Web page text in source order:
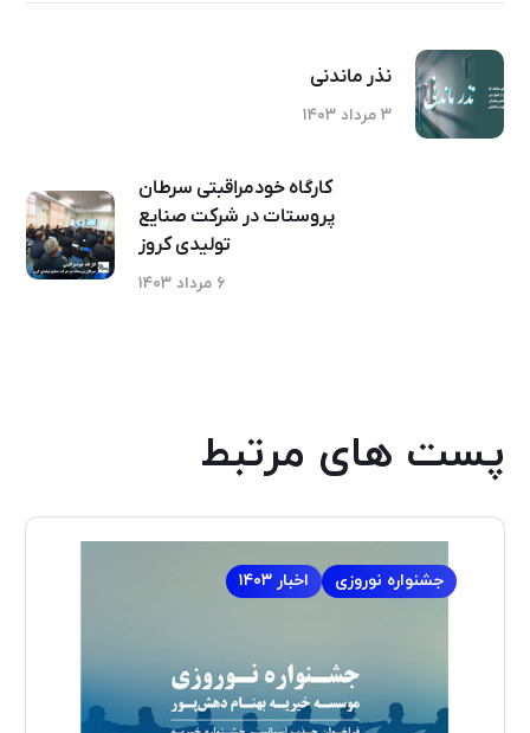
نذر ماندنی
۳ مرداد ۱۴۰۳
کارگاه خودمراقبتی سرطان
پروستات در شرکت صنایع
تولیدی کروز
۶ مرداد ۱۴۰۳
پست های مرتبط
اخبار ۱۴۰۳ جشنواره نوروزی